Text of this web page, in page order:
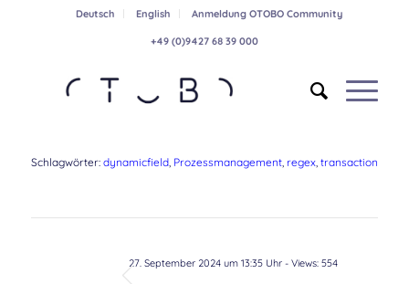
Deutsch English Anmeldung OTOBO Community
+49 (0)9427 68 39 000
Schlagwörter:dynamicfield, Prozessmanagement, regex,transaction
27. September 2024 um 13:35 Uhr- Views: 554